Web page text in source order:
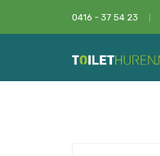
0416 - 37 54 23